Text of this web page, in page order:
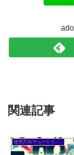
関連記事
使用方法/チュートリアル